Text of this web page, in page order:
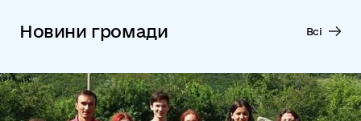
Новини громади Всі